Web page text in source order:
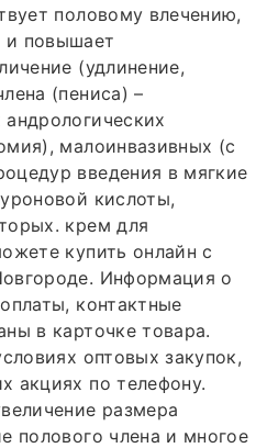
половому влечению,
и повышает
(удлинение,
(пениса) –
малоинвазивных (с
введения в мягкие
кислоты,
крем для
купить онлайн с
Информация о
контактные
в карточке товара.
оптовых закупок,
акциях по телефону.
размера
полового члена и многое